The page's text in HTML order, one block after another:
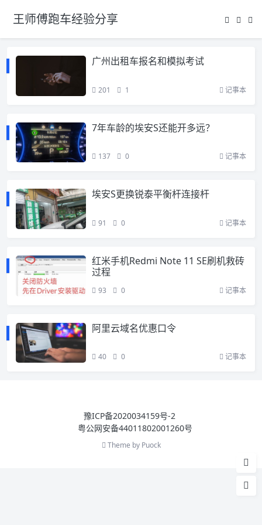
王师傅跑车经验分享
广州出租车报名和模拟考试
201 1 记事本
7年车龄的埃安S还能开多远？
137 0 记事本
埃安S更换锐泰平衡杆连接杆
91 0 记事本
红米手机Redmi Note 11 SE刷机救砖
过程
93 0 记事本
阿里云域名优惠口令
40 0 记事本
豫ICP备2020034159号-2
粤公网安备44011802001260号
Theme by Puock